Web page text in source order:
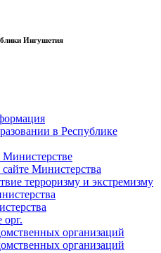
Ингушетия
в Республике
Министерства
терроризму и экстремизму
организаций
организаций